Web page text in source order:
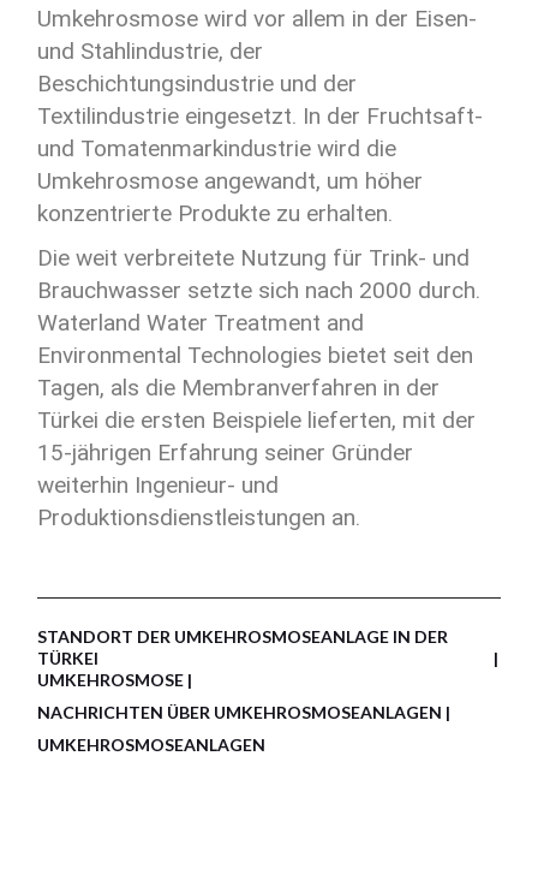
Umkehrosmose wird vor allem in der Eisen-
und Stahlindustrie, der
Beschichtungsindustrie und der
Textilindustrie eingesetzt. In der Fruchtsaft-
und Tomatenmarkindustrie wird die
Umkehrosmose angewandt, um höher
konzentrierte Produkte zu erhalten.
Die weit verbreitete Nutzung für Trink- und
Brauchwasser setzte sich nach 2000 durch.
Waterland Water Treatment and
Environmental Technologies bietet seit den
Tagen, als die Membranverfahren in der
Türkei die ersten Beispiele lieferten, mit der
15-jährigen Erfahrung seiner Gründer
weiterhin Ingenieur- und
Produktionsdienstleistungen an.
STANDORT DER UMKEHROSMOSEANLAGE IN DER
TÜRKEI
UMKEHROSMOSE
NACHRICHTEN ÜBER UMKEHROSMOSEANLAGEN
UMKEHROSMOSEANLAGEN